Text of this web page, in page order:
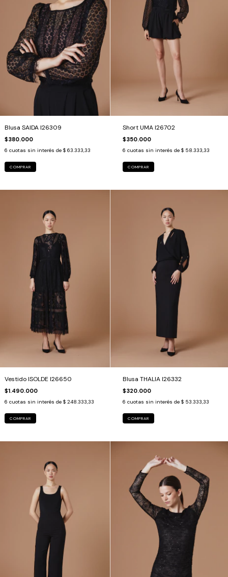
Blusa SAIDA I26309
$380.000
6 cuotas sin interés de $ 63.333,33
COMPRAR
Short UMA I26702
$350.000
6 cuotas sin interés de $ 58.333,33
COMPRAR
Vestido ISOLDE I26650
$1.490.000
6 cuotas sin interés de $ 248.333,33
COMPRAR
Blusa THALIA I26332
$320.000
6 cuotas sin interés de $ 53.333,33
COMPRAR